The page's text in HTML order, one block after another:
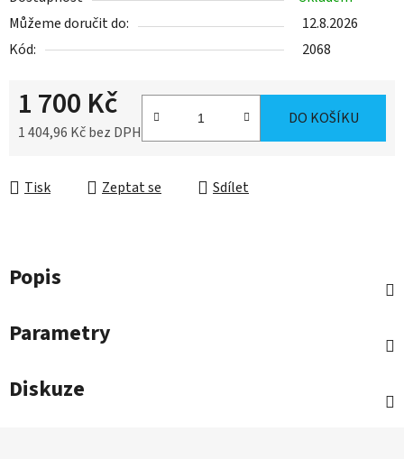
Můžeme doručit do:
12.8.2026
Kód:
2068
1 700 Kč
1 404,96 Kč bez DPH
DO KOŠÍKU
Tisk Zeptat se Sdílet
Popis
Parametry
Diskuze